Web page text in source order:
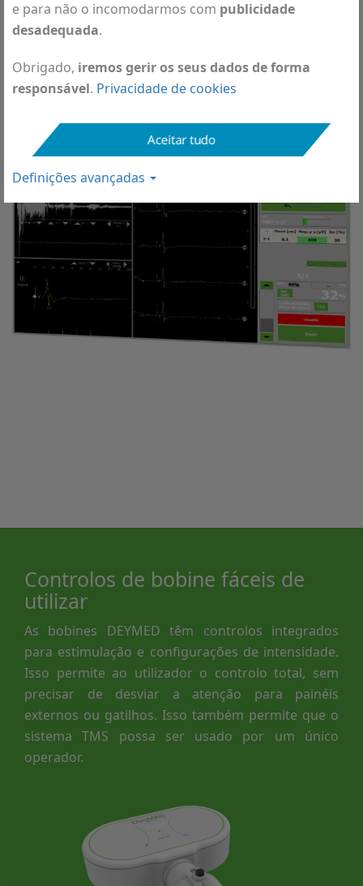
Sistema de gestão de utilizadores
∙ Base de dados integrada de pacientes
∙
∙ Protocolos de predefinição
∙ Gerador de relatório do paciente
Capacidades de estudo de MEP
Controlos de bobine fáceis de
utilizar
As bobines DEYMED têm controlos integrados
para estimulação e configurações de intensidade.
Isso permite ao utilizador o controlo total, sem
precisar de desviar a atenção para painéis
externos ou gatilhos. Isso também permite que o
sistema TMS possa ser usado por um único
operador.
e para não o incomodarmos com publicidade
desadequada.
Obrigado, iremos gerir os seus dados de forma
responsável. Privacidade de cookies
Definições avançadas
Aceitar tudo